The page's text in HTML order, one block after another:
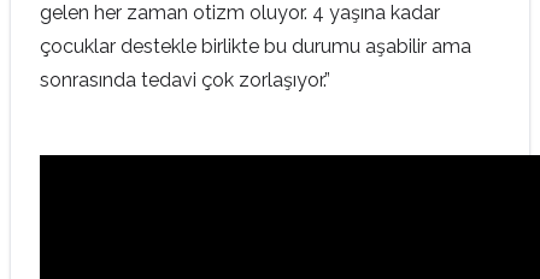
gelen her zaman otizm oluyor. 4 yaşına kadar
çocuklar destekle birlikte bu durumu aşabilir ama
sonrasında tedavi çok zorlaşıyor.”